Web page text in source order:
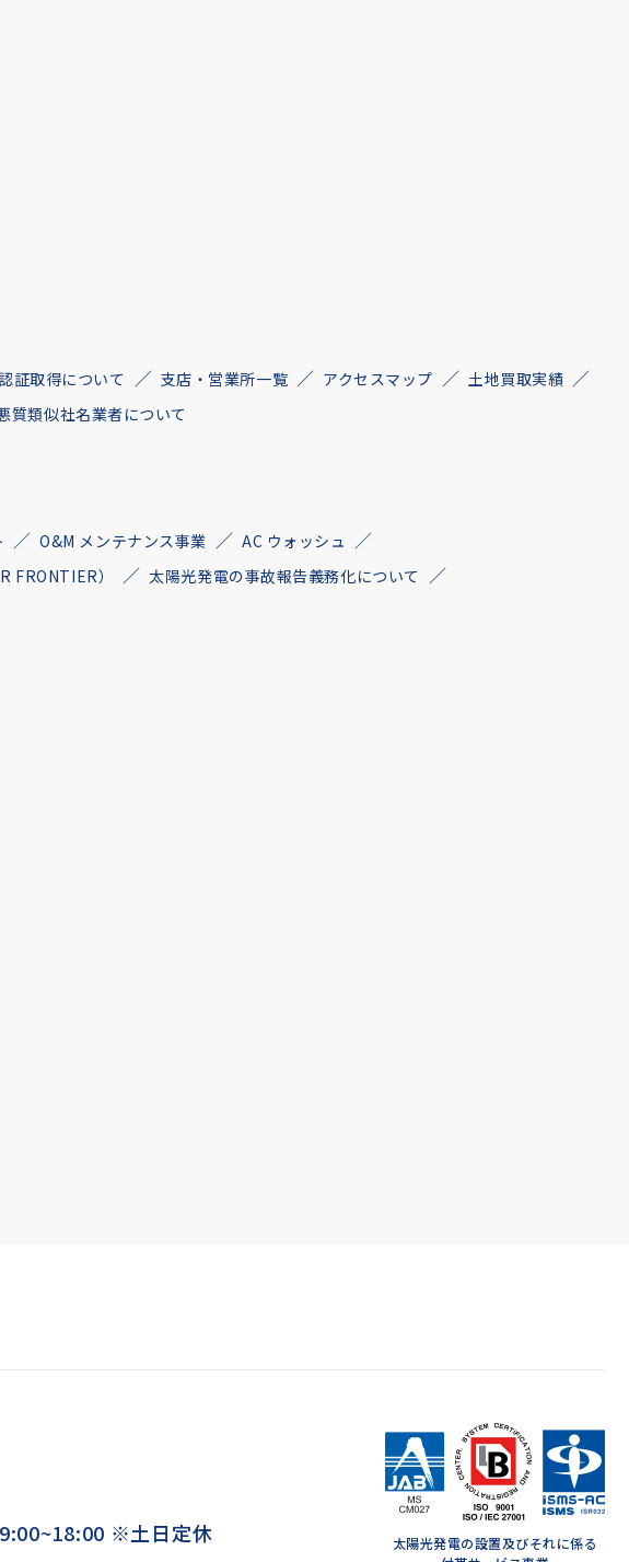
証取得について 支店・営業所一覧 アクセスマップ
土地買取実績
質類似社名業者について
O&M メンテナンス事業
AC ウォッシュ
FRONTIER）
太陽光発電の事故報告義務化について
※土日定休
太陽光発電の設置及びそれに係る